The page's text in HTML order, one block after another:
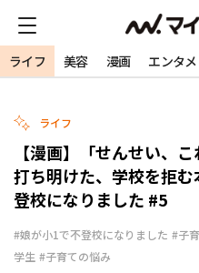
ライフ 美容 漫画 エンタメ
ライフ
【漫画】「せんせい、
打ち明けた、学校を拒
登校になりました #5
#娘が小1で不登校になりました #子
学生 #子育ての悩み